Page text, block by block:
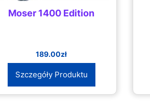
Moser 1400 Edition
189.00zł
Szczegóły Produktu